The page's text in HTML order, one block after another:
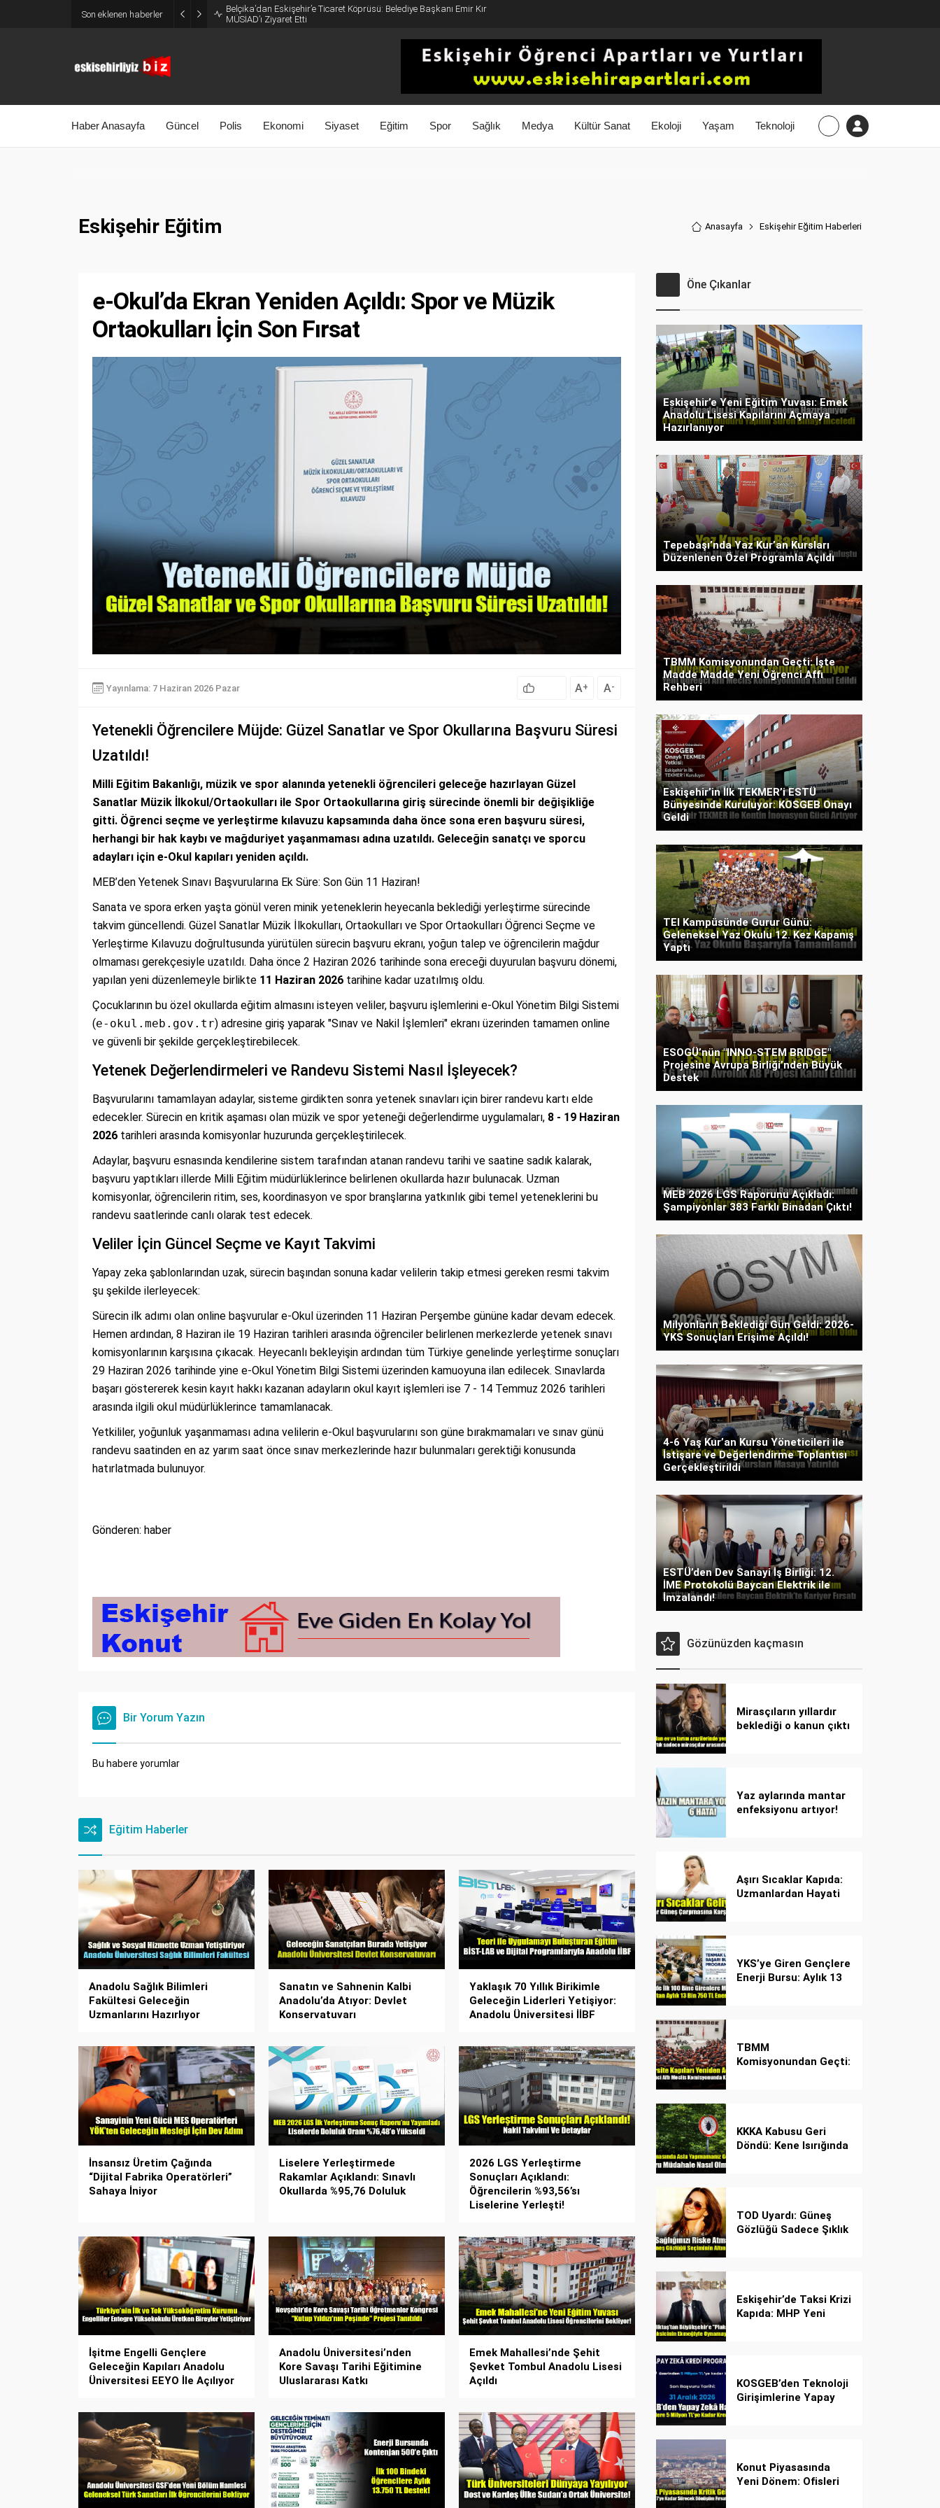
Son eklenen haberler
Belçika’dan Eskişehir’e Ticaret Köprüsü: Belediye Başkanı Emir Kır
MÜSİAD’ı Ziyaret Etti
Haber Anasayfa Güncel Polis Ekonomi Siyaset Eğitim Spor Sağlık Medya Kültür Sanat Ekoloji Yaşam Teknoloji
Eskişehir Eğitim Anasayfa Eskişehir Eğitim Haberleri
e-Okul’da Ekran Yeniden Açıldı: Spor ve Müzik
Ortaokulları İçin Son Fırsat
Yayınlama: 7 Haziran 2026 Pazar A+ A-
Yetenekli Öğrencilere Müjde: Güzel Sanatlar ve Spor Okullarına Başvuru Süresi
Uzatıldı!
Milli Eğitim Bakanlığı, müzik ve spor alanında yetenekli öğrencileri geleceğe hazırlayan Güzel
Sanatlar Müzik İlkokul/Ortaokulları ile Spor Ortaokullarına giriş sürecinde önemli bir değişikliğe
gitti. Öğrenci seçme ve yerleştirme kılavuzu kapsamında daha önce sona eren başvuru süresi,
herhangi bir hak kaybı ve mağduriyet yaşanmaması adına uzatıldı. Geleceğin sanatçı ve sporcu
adayları için e-Okul kapıları yeniden açıldı.
MEB’den Yetenek Sınavı Başvurularına Ek Süre: Son Gün 11 Haziran!
Sanata ve spora erken yaşta gönül veren minik yeteneklerin heyecanla beklediği yerleştirme sürecinde
takvim güncellendi. Güzel Sanatlar Müzik İlkokulları, Ortaokulları ve Spor Ortaokulları Öğrenci Seçme ve
Yerleştirme Kılavuzu doğrultusunda yürütülen sürecin başvuru ekranı, yoğun talep ve öğrencilerin mağdur
olmaması gerekçesiyle uzatıldı. Daha önce 2 Haziran 2026 tarihinde sona ereceği duyurulan başvuru dönemi,
yapılan yeni düzenlemeyle birlikte 11 Haziran 2026 tarihine kadar uzatılmış oldu.
Çocuklarının bu özel okullarda eğitim almasını isteyen veliler, başvuru işlemlerini e-Okul Yönetim Bilgi Sistemi
(e-okul.meb.gov.tr) adresine giriş yaparak "Sınav ve Nakil İşlemleri" ekranı üzerinden tamamen online
ve güvenli bir şekilde gerçekleştirebilecek.
Yetenek Değerlendirmeleri ve Randevu Sistemi Nasıl İşleyecek?
Başvurularını tamamlayan adaylar, sisteme girdikten sonra yetenek sınavları için birer randevu kartı elde
edecekler. Sürecin en kritik aşaması olan müzik ve spor yeteneği değerlendirme uygulamaları, 8 - 19 Haziran
2026 tarihleri arasında komisyonlar huzurunda gerçekleştirilecek.
Adaylar, başvuru esnasında kendilerine sistem tarafından atanan randevu tarihi ve saatine sadık kalarak,
başvuru yaptıkları illerde Milli Eğitim müdürlüklerince belirlenen okullarda hazır bulunacak. Uzman
komisyonlar, öğrencilerin ritim, ses, koordinasyon ve spor branşlarına yatkınlık gibi temel yeteneklerini bu
randevu saatlerinde canlı olarak test edecek.
Veliler İçin Güncel Seçme ve Kayıt Takvimi
Yapay zeka şablonlarından uzak, sürecin başından sonuna kadar velilerin takip etmesi gereken resmi takvim
şu şekilde ilerleyecek:
Sürecin ilk adımı olan online başvurular e-Okul üzerinden 11 Haziran Perşembe gününe kadar devam edecek.
Hemen ardından, 8 Haziran ile 19 Haziran tarihleri arasında öğrenciler belirlenen merkezlerde yetenek sınavı
komisyonlarının karşısına çıkacak. Heyecanlı bekleyişin ardından tüm Türkiye genelinde yerleştirme sonuçları
29 Haziran 2026 tarihinde yine e-Okul Yönetim Bilgi Sistemi üzerinden kamuoyuna ilan edilecek. Sınavlarda
başarı göstererek kesin kayıt hakkı kazanan adayların okul kayıt işlemleri ise 7 - 14 Temmuz 2026 tarihleri
arasında ilgili okul müdürlüklerince tamamlanacak.
Yetkililer, yoğunluk yaşanmaması adına velilerin e-Okul başvurularını son güne bırakmamaları ve sınav günü
randevu saatinden en az yarım saat önce sınav merkezlerinde hazır bulunmaları gerektiği konusunda
hatırlatmada bulunuyor.
Gönderen: haber
Bir Yorum Yazın
Bu habere yorumlar
Eğitim Haberler
Anadolu Sağlık Bilimleri
Fakültesi Geleceğin
Uzmanlarını Hazırlıyor
Sanatın ve Sahnenin Kalbi
Anadolu’da Atıyor: Devlet
Konservatuvarı
Yaklaşık 70 Yıllık Birikimle
Geleceğin Liderleri Yetişiyor:
Anadolu Üniversitesi İİBF
İnsansız Üretim Çağında
“Dijital Fabrika Operatörleri”
Sahaya İniyor
Liselere Yerleştirmede
Rakamlar Açıklandı: Sınavlı
Okullarda %95,76 Doluluk
2026 LGS Yerleştirme
Sonuçları Açıklandı:
Öğrencilerin %93,56’sı
Liselerine Yerleşti!
İşitme Engelli Gençlere
Geleceğin Kapıları Anadolu
Üniversitesi EEYO İle Açılıyor
Anadolu Üniversitesi’nden
Kore Savaşı Tarihi Eğitimine
Uluslararası Katkı
Emek Mahallesi’nde Şehit
Şevket Tombul Anadolu Lisesi
Açıldı
Öne Çıkanlar
Eskişehir’e Yeni Eğitim Yuvası: Emek
Anadolu Lisesi Kapılarını Açmaya
Hazırlanıyor
Tepebaşı’nda Yaz Kur’an Kursları
Düzenlenen Özel Programla Açıldı
TBMM Komisyonundan Geçti: İşte
Madde Madde Yeni Öğrenci Affı
Rehberi
Eskişehir’in İlk TEKMER’i ESTÜ
Bünyesinde Kuruluyor: KOSGEB Onayı
Geldi
TEI Kampüsünde Gurur Günü:
Geleneksel Yaz Okulu 12. Kez Kapanış
Yaptı
ESOGÜ’nün "INNO-STEM BRIDGE"
Projesine Avrupa Birliği’nden Büyük
Destek
MEB 2026 LGS Raporunu Açıkladı:
Şampiyonlar 383 Farklı Binadan Çıktı!
Milyonların Beklediği Gün Geldi: 2026-
YKS Sonuçları Erişime Açıldı!
4-6 Yaş Kur’an Kursu Yöneticileri ile
İstişare ve Değerlendirme Toplantısı
Gerçekleştirildi
ESTÜ’den Dev Sanayi İş Birliği: 12.
İME Protokolü Baycan Elektrik ile
İmzalandı!
Gözünüzden kaçmasın
Mirasçıların yıllardır
beklediği o kanun çıktı
Yaz aylarında mantar
enfeksiyonu artıyor!
Aşırı Sıcaklar Kapıda:
Uzmanlardan Hayati
YKS’ye Giren Gençlere
Enerji Bursu: Aylık 13
TBMM
Komisyonundan Geçti:
KKKA Kabusu Geri
Döndü: Kene Isırığında
TOD Uyardı: Güneş
Gözlüğü Sadece Şıklık
Eskişehir’de Taksi Krizi
Kapıda: MHP Yeni
KOSGEB’den Teknoloji
Girişimlerine Yapay
Konut Piyasasında
Yeni Dönem: Ofisleri